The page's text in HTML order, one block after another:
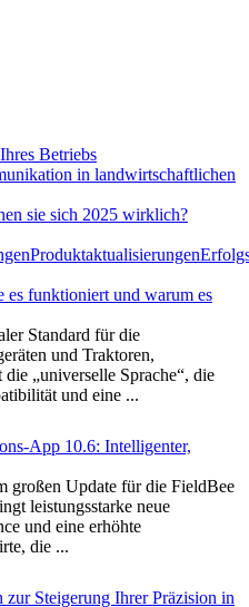
Betriebs
in landwirtschaftlichen
sie sich 2025 wirklich?
Produktaktualisierungen
es funktioniert und warum es
Standard für die
und Traktoren,
„universelle Sprache“, die
und eine ...
App 10.6: Intelligenter,
großen Update für die FieldBee
leistungsstarke neue
und eine erhöhte
die ...
Steigerung Ihrer Präzision in